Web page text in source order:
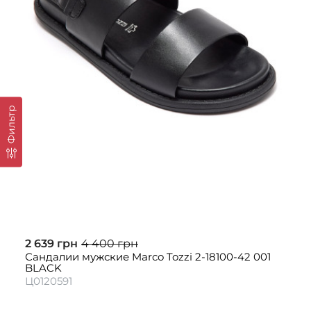
Фильтр
2 639 грн 4 400 грн
Сандалии мужские Marco Tozzi 2-18100-42 001
BLACK
Ц0120591